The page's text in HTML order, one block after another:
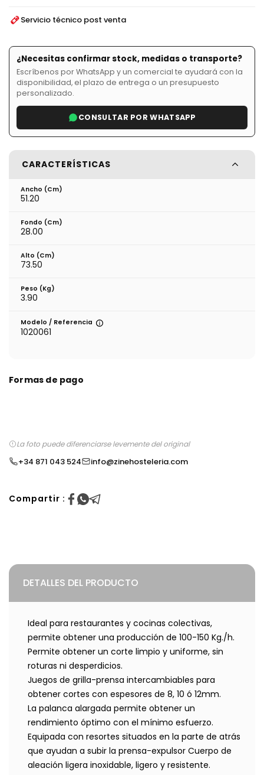
Servicio técnico post venta
¿Necesitas confirmar stock, medidas o transporte?
Escríbenos por WhatsApp y un comercial te ayudará con la
disponibilidad, el plazo de entrega o un presupuesto
personalizado.
CONSULTAR POR WHATSAPP
CARACTERÍSTICAS
Ancho (cm)
51.20
Fondo (cm)
28.00
Alto (cm)
73.50
Peso (kg)
3.90
Modelo / Referencia
1020061
Formas de pago
La foto puede diferenciarse levemente del original
+34 871 043 524 info@zinehosteleria.com
Compartir :
DETALLES DEL PRODUCTO
Ideal para restaurantes y cocinas colectivas,
permite obtener una producción de 100-150 Kg./h.
Permite obtener un corte limpio y uniforme, sin
roturas ni desperdicios.
Juegos de grilla-prensa intercambiables para
obtener cortes con espesores de 8, 10 ó 12mm.
La palanca alargada permite obtener un
rendimiento óptimo con el mínimo esfuerzo.
Equipada con resortes situados en la parte de atrás
que ayudan a subir la prensa-expulsor Cuerpo de
aleación ligera inoxidable, ligero y resistente.